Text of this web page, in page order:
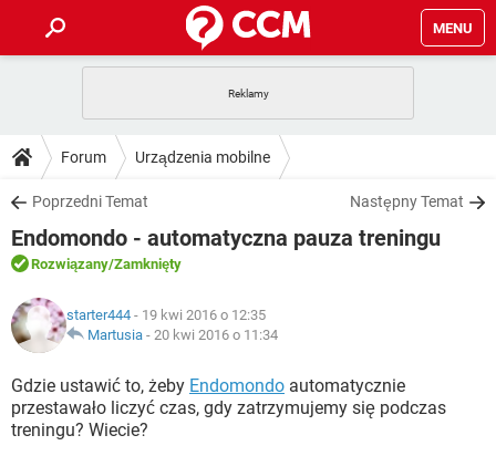
MENU
GRY WHATSAPP
SPOTIFY
INSTAGRAM FACEBOOK
WINDOWS 10
PORADY
PlayStation TIKTOK
SPOTIFY
INSTAGRAM
WINDOWS 10
DO POBRANIA
ANDROID TIKTOK
GRY
IOS NETFLIX
INSTAGRAM
WINDOWS 10
FORUM
COVID-19
GRY WHATSAPP
INSTAGRAM FACEBOOK
ARTYKUŁY
COVID-19
GRY WHATSAPP
SPOTIFY
Forum Urządzenia mobilne
Poprzedni Temat Następny Temat
Endomondo - automatyczna pauza treningu
Rozwiązany/Zamknięty
starter444 - 19 kwi 2016 o 12:35
Martusia - 20 kwi 2016 o 11:34
Gdzie ustawić to, żeby Endomondo automatycznie
przestawało liczyć czas, gdy zatrzymujemy się podczas
treningu? Wiecie?